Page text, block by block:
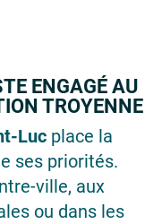
ENGAGÉ AU
TROYENNE
Luc place la
ses priorités.
ville, aux
ou dans les